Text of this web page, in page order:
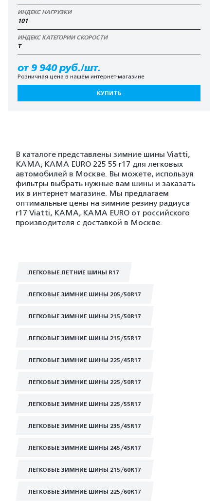
ИНДЕКС НАГРУЗКИ
101
ИНДЕКС КАТЕГОРИИ СКОРОСТИ
T
от 9 940 руб./шт.
Розничная цена в нашем интернет-магазине
КУПИТЬ
В каталоге представлены зимние шины Viatti,
KAMA, KAMA EURO 225 55 r17 для легковых
автомобилей в Москве. Вы можете, используя
фильтры выбрать нужные вам шины и заказать
их в интернет магазине. Мы предлагаем
оптимальные цены на зимние резину радиуса
r17 Viatti, KAMA, KAMA EURO от российского
производителя с доставкой в Москве.
ЛЕГКОВЫЕ ЛЕТНИЕ ШИНЫ R17
ЛЕГКОВЫЕ ЗИМНИЕ ШИНЫ 205/50R17
ЛЕГКОВЫЕ ЗИМНИЕ ШИНЫ 215/50R17
ЛЕГКОВЫЕ ЗИМНИЕ ШИНЫ 215/55R17
ЛЕГКОВЫЕ ЗИМНИЕ ШИНЫ 225/45R17
ЛЕГКОВЫЕ ЗИМНИЕ ШИНЫ 225/50R17
ЛЕГКОВЫЕ ЗИМНИЕ ШИНЫ 225/55R17
ЛЕГКОВЫЕ ЗИМНИЕ ШИНЫ 235/45R17
ЛЕГКОВЫЕ ЗИМНИЕ ШИНЫ 245/45R17
ЛЕГКОВЫЕ ЗИМНИЕ ШИНЫ 215/60R17
ЛЕГКОВЫЕ ЗИМНИЕ ШИНЫ 225/60R17